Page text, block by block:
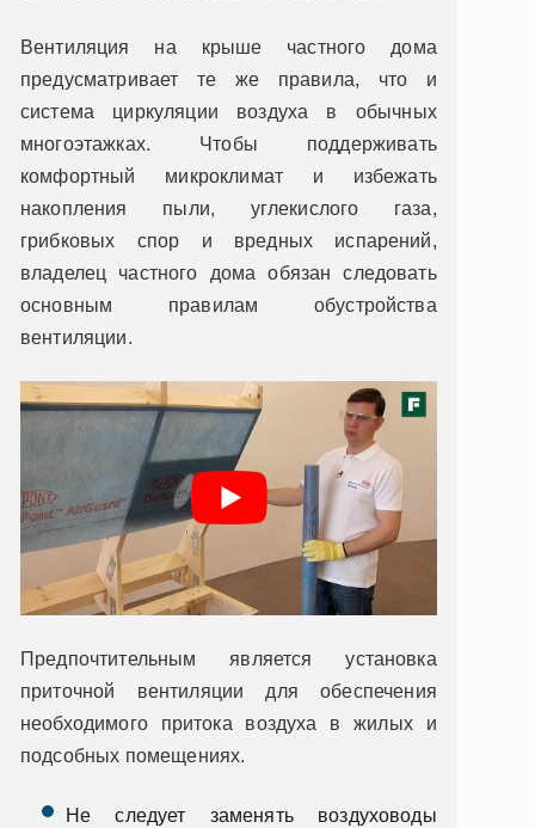
Вентиляция на крыше частного дома
предусматривает те же правила, что и
система циркуляции воздуха в обычных
многоэтажках. Чтобы поддерживать
комфортный микроклимат и избежать
накопления пыли, углекислого газа,
грибковых спор и вредных испарений,
владелец частного дома обязан следовать
основным правилам обустройства
вентиляции.
Предпочтительным является установка
приточной вентиляции для обеспечения
необходимого притока воздуха в жилых и
подсобных помещениях.
Не следует заменять воздуховоды